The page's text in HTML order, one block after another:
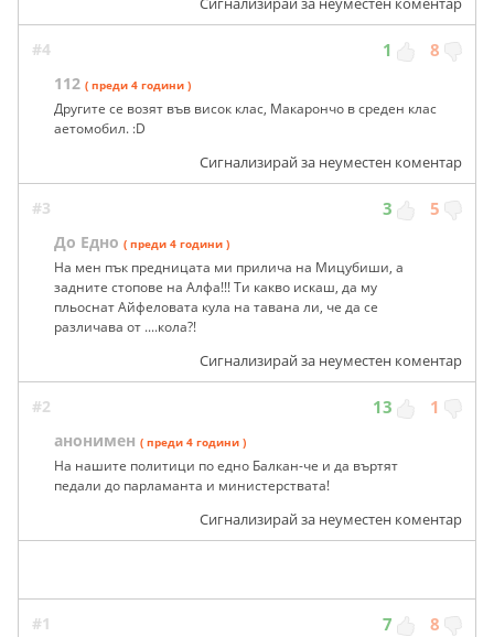
#4 1 8
112 ( преди 4 години )
Другите се возят във висок клас, Макарончо в среден клас
аетомобил. :D
Сигнализирай за неуместен коментар
#3 3 5
До Едно ( преди 4 години )
На мен пък предницата ми прилича на Мицубиши, а
задните стопове на Алфа!!! Ти какво искаш, да му
пльоснат Айфеловата кула на тавана ли, че да се
различава от ....кола?!
Сигнализирай за неуместен коментар
#2 13 1
анонимен ( преди 4 години )
На нашите политици по едно Балкан-че и да въртят
пeдали до парламанта и министерствата!
Сигнализирай за неуместен коментар
#1 7 8